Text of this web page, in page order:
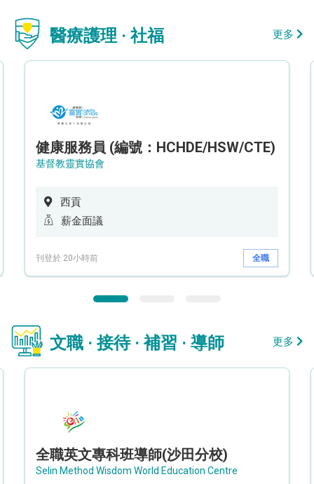
醫療護理 · 社福 更多
健康服務員 (編號：HCHDE/HSW/CTE)
基督教靈實協會
西貢
薪金面議
刊登於 20小時前 全職
文職 · 接待 · 補習 · 導師 更多
全職英文專科班導師(沙田分校)
Selin Method Wisdom World Education Centre